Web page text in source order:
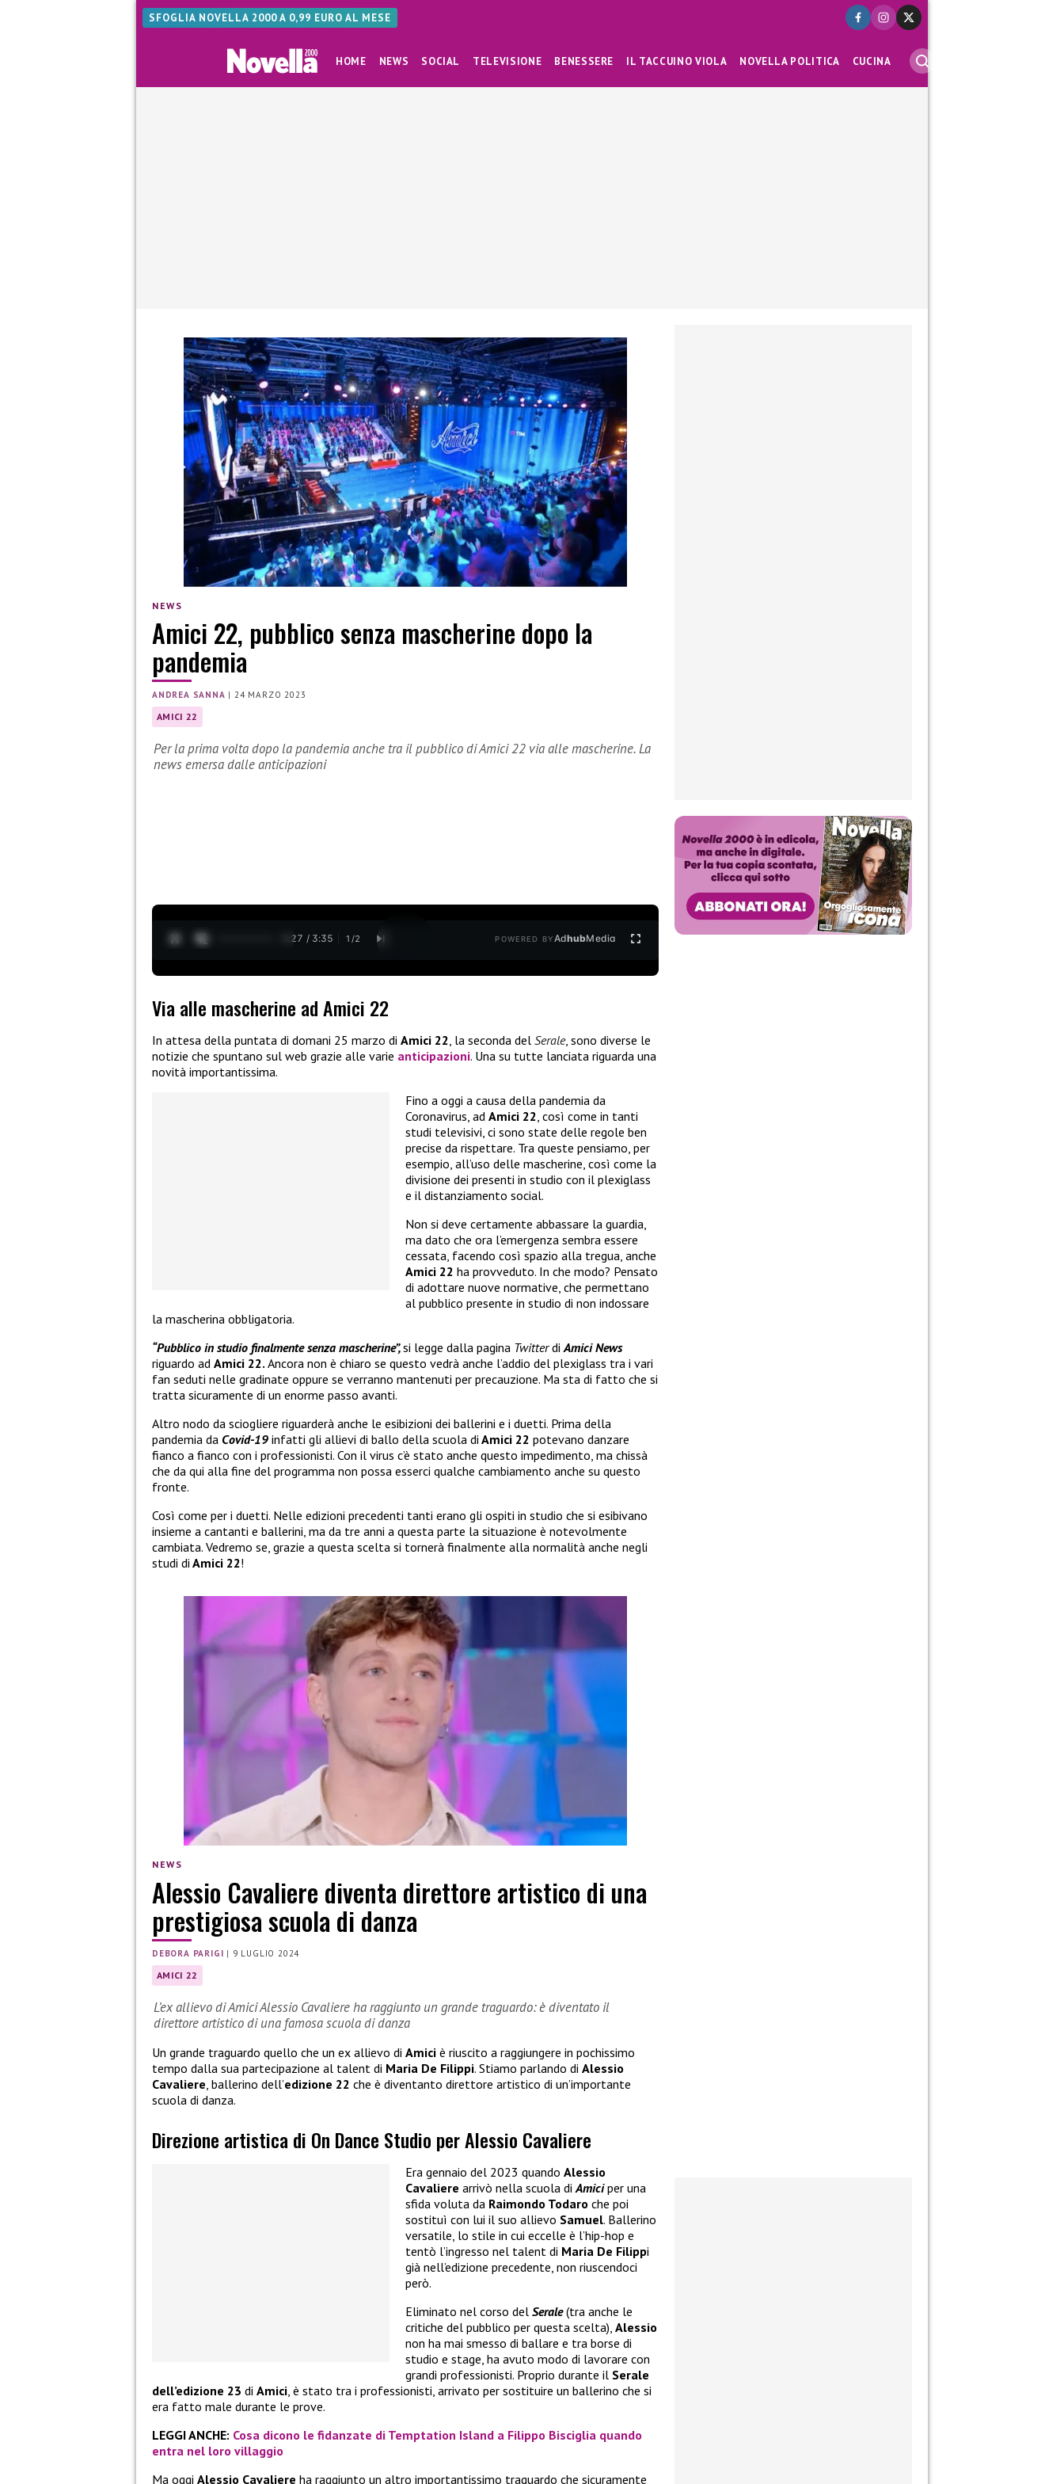
SFOGLIA NOVELLA 2000 A 0,99 EURO AL MESE
HOME NEWS SOCIAL TELEVISIONE BENESSERE IL TACCUINO VIOLA NOVELLA POLITICA CUCINA
NEWS
Amici 22, pubblico senza mascherine dopo la
pandemia
ANDREA SANNA |24 MARZO 2023
AMICI 22
Per la prima volta dopo la pandemia anche tra il pubblico di Amici 22 via alle mascherine. La
news emersa dalle anticipazioni
0:28 / 3:35 1 /2 POWERED BYAdhubMedia
Via alle mascherine ad Amici 22
In attesa della puntata di domani 25 marzo di Amici 22, la seconda del Serale, sono diverse le
notizie che spuntano sul web grazie alle varie anticipazioni. Una su tutte lanciata riguarda una
novità importantissima.
Fino a oggi a causa della pandemia da
Coronavirus, ad Amici 22, così come in tanti
studi televisivi, ci sono state delle regole ben
precise da rispettare. Tra queste pensiamo, per
esempio, all’uso delle mascherine, così come la
divisione dei presenti in studio con il plexiglass
e il distanziamento social.
Non si deve certamente abbassare la guardia,
ma dato che ora l’emergenza sembra essere
cessata, facendo così spazio alla tregua, anche
Amici 22 ha provveduto. In che modo? Pensato
di adottare nuove normative, che permettano
al pubblico presente in studio di non indossare
la mascherina obbligatoria.
“Pubblico in studio finalmente senza mascherine”,si legge dalla pagina TwitterdiAmici News
riguardo ad Amici 22. Ancora non è chiaro se questo vedrà anche l’addio del plexiglass tra i vari
fan seduti nelle gradinate oppure se verranno mantenuti per precauzione. Ma sta di fatto che si
tratta sicuramente di un enorme passo avanti.
Altro nodo da sciogliere riguarderà anche le esibizioni dei ballerini e i duetti. Prima della
pandemia da Covid-19 infatti gli allievi di ballo della scuola di Amici 22 potevano danzare
fianco a fianco con i professionisti. Con il virus c’è stato anche questo impedimento, ma chissà
che da qui alla fine del programma non possa esserci qualche cambiamento anche su questo
fronte.
Così come per i duetti. Nelle edizioni precedenti tanti erano gli ospiti in studio che si esibivano
insieme a cantanti e ballerini, ma da tre anni a questa parte la situazione è notevolmente
cambiata. Vedremo se, grazie a questa scelta si tornerà finalmente alla normalità anche negli
studi di Amici 22!
NEWS
Alessio Cavaliere diventa direttore artistico di una
prestigiosa scuola di danza
DEBORA PARIGI | 9 LUGLIO 2024
AMICI 22
L’ex allievo di Amici Alessio Cavaliere ha raggiunto un grande traguardo: è diventato il
direttore artistico di una famosa scuola di danza
Un grande traguardo quello che un ex allievo di Amici è riuscito a raggiungere in pochissimo
tempo dalla sua partecipazione al talent di Maria De Filippi. Stiamo parlando di Alessio
Cavaliere, ballerino dell’edizione 22 che è diventanto direttore artistico di un’importante
scuola di danza.
Direzione artistica di On Dance Studio per Alessio Cavaliere
Era gennaio del 2023 quando Alessio
Cavaliere arrivò nella scuola diAmiciper una
sfida voluta da Raimondo Todaro che poi
sostituì con lui il suo allievo Samuel. Ballerino
versatile, lo stile in cui eccelle è l’hip-hop e
tentò l’ingresso nel talent di Maria De Filippi
già nell’edizione precedente, non riuscendoci
però.
Eliminato nel corso del Serale(tra anche le
critiche del pubblico per questa scelta), Alessio
non ha mai smesso di ballare e tra borse di
studio e stage, ha avuto modo di lavorare con
grandi professionisti. Proprio durante il Serale
dell’edizione 23 di Amici, è stato tra i professionisti, arrivato per sostituire un ballerino che si
era fatto male durante le prove.
LEGGI ANCHE: Cosa dicono le fidanzate di Temptation Island a Filippo Bisciglia quando
entra nel loro villaggio
Ma oggi Alessio Cavaliere ha raggiunto un altro importantissimo traguardo che sicuramente